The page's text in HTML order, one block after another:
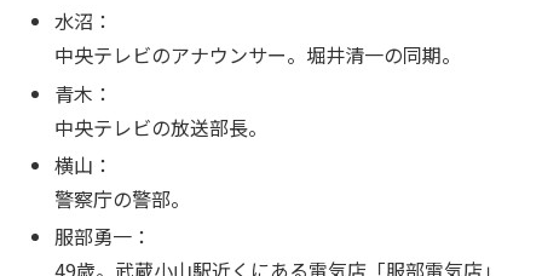
水沼：
中央テレビのアナウンサー。堀井清一の同期。
青木：
中央テレビの放送部長。
横山：
警察庁の警部。
服部勇一：
49歳。武蔵小山駅近くにある電気店「服部電気店」